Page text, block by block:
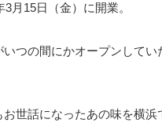
3月15日（金）に開業。
いつの間にかオープンしてい
世話になったあの味を横浜